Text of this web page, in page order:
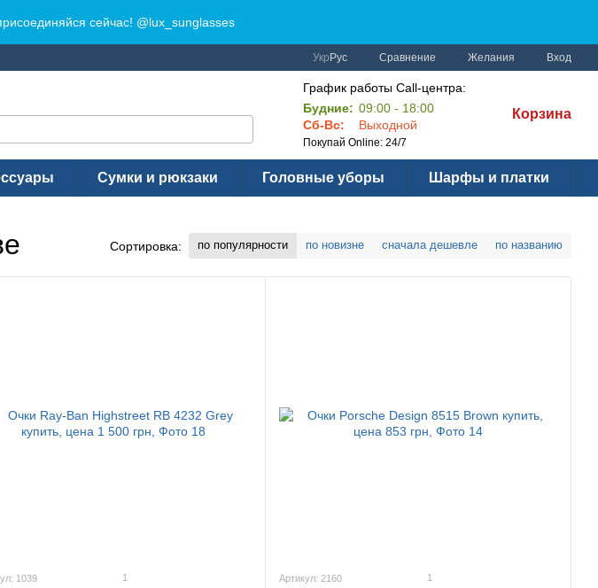
сейчас! @lux_sunglasses
Укр Рус Сравнение Желания Вход
График работы Call-центра:
Будние: 09:00 - 18:00
Сб-Вс:
Выходной
Покупай Online: 24/7
Корзина
Сумки и рюкзаки Головные уборы Шарфы и платки
Сортировка: по популярности по новизне сначала дешевле по названию
1039 1 Артикул: 2160 1